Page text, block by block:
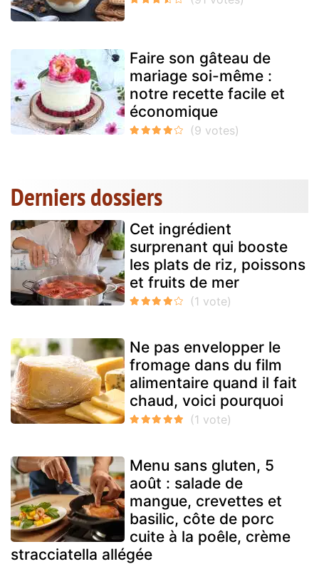
Faire son gâteau de
mariage soi-même :
notre recette facile et
économique
Derniers dossiers
Cet ingrédient
surprenant qui booste
les plats de riz, poissons
et fruits de mer
Ne pas envelopper le
fromage dans du film
alimentaire quand il fait
chaud, voici pourquoi
Menu sans gluten, 5
août : salade de
mangue, crevettes et
basilic, côte de porc
cuite à la poêle, crème
stracciatella allégée